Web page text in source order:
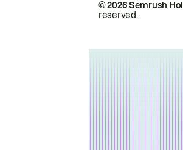
© 2026 Semrush
reserved.